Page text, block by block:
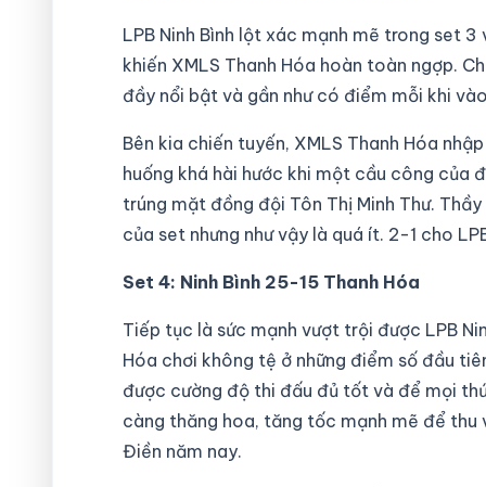
LPB Ninh Bình lột xác mạnh mẽ trong set
khiến XMLS Thanh Hóa hoàn toàn ngợp.
đầy nổi bật và gần như có điểm mỗi khi
Bên kia chiến tuyến, XMLS Thanh Hóa
huống khá hài hước khi một cầu công của
trúng mặt đồng đội Tôn Thị Minh Thư.
của set nhưng như vậy là quá ít. 2-1 cho
Set 4: Ninh Bình 25-15 Thanh Hóa
Tiếp tục là sức mạnh vượt trội được LPB
Hóa chơi không tệ ở những điểm số đầu
được cường độ thi đấu đủ tốt và để mọi
càng thăng hoa, tăng tốc mạnh mẽ để thu
Điền năm nay.